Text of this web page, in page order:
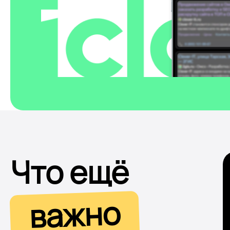
Что ещё
важно